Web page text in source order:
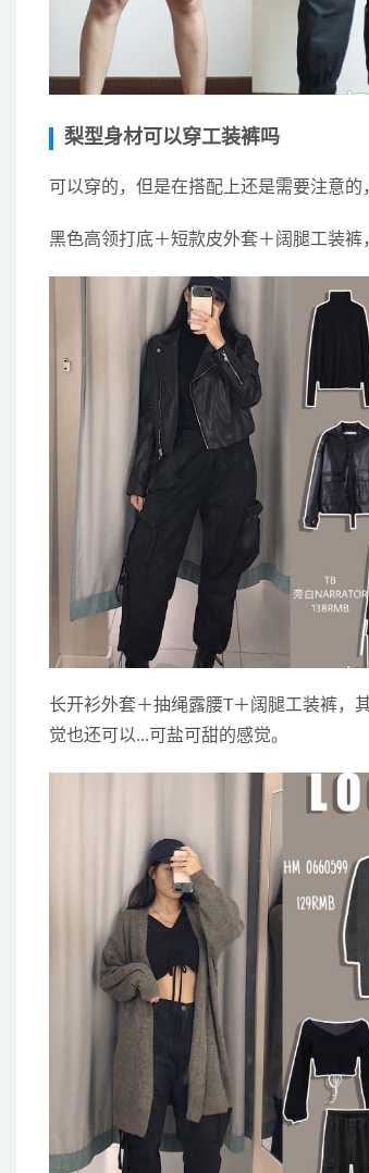
梨型身材可以穿工装裤吗
可以穿的，但是在搭配上还是需要注意
黑色高领打底＋短款皮外套＋阔腿工装
长开衫外套＋抽绳露腰T＋阔腿工装裤，
觉也还可以…可盐可甜的感觉。